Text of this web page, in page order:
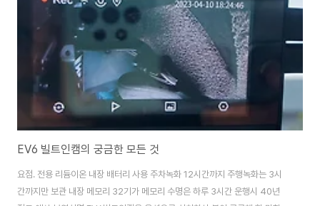
면 닫히게 됩니다. ㅎㅎ 앞좌석은 센터페시아 가운데에 똭 ~ 놨더니 정말..
EV6 빌트인캠의 궁금한 모든 것
요점. 전용 리듐이온 내장 배터리 사용 주차녹화 12시간까지 주행녹화는 3시
간까지만 보관 내장 메모리 32기가 메모리 수명은 하루 3시간 운행시 40년